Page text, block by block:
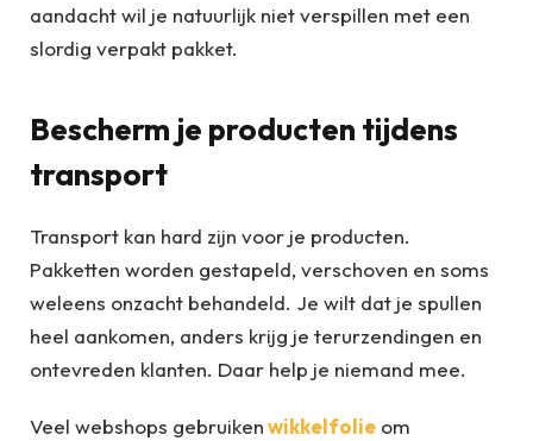
aandacht wil je natuurlijk niet verspillen met een
slordig verpakt pakket.
Bescherm je producten tijdens
transport
Transport kan hard zijn voor je producten.
Pakketten worden gestapeld, verschoven en soms
weleens onzacht behandeld. Je wilt dat je spullen
heel aankomen, anders krijg je terurzendingen en
ontevreden klanten. Daar help je niemand mee.
Veel webshops gebruikenwikkelfolie om